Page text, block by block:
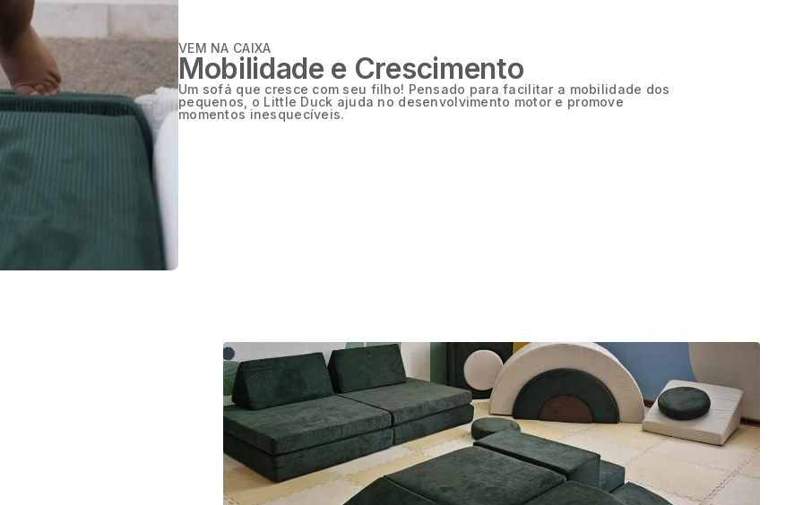
VEM NA CAIXA
Mobilidade e Crescimento
Um sofá que cresce com seu filho! Pensado para facilitar a mobilidade dos
pequenos, o Little Duck ajuda no desenvolvimento motor e promove
momentos inesquecíveis.